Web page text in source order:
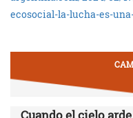
ecosocial-la-lucha-es-
Cuando el cielo arde